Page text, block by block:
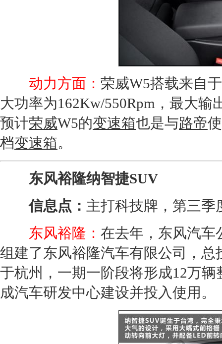
动力方面： 荣威W5搭载来自
大功率为162Kw/550Rpm，最大输
预计荣威W5的变速箱也是与路帝
档变速箱。
东风裕隆纳智捷SUV
信息点： 主打科技牌，第三季
东风裕隆： 在去年，东风汽车
组建了东风裕隆汽车有限公司，
于杭州，一期一阶段将形成12万辆
成汽车研发中心建设并投入使用。